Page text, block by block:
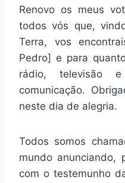
Renovo os meus
todos vós que,
Terra, vos
Pedro] e para
rádio, televisão
comunicação.
neste dia de alegria.
Todos somos
mundo anunciando,
com o testemunho